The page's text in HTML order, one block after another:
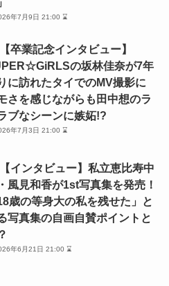
年7月9日 21:00 ⌛
卒業記念インタビュー】
の坂林佳奈が7年
に訪れたタイでのMV撮影に
さを感じながらも田中想のラ
ブなシーンに嫉妬!?
年7月3日 21:00 ⌛
インタビュー】私立恵比寿中
風見和香が1st写真集を発売！
18歳の等身大の私を残せた」と
写真集の自画自賛ポイントと
年6月21日 21:00 ⌛